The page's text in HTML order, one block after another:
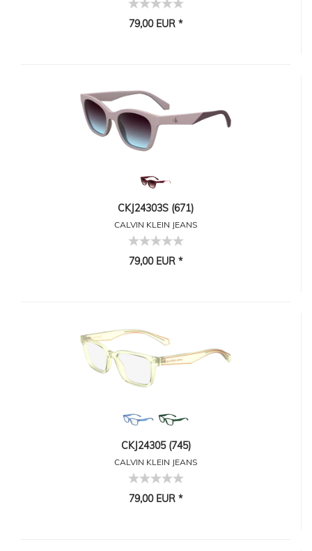
79,00 EUR *
CKJ24303S (671)
CALVIN KLEIN JEANS
79,00 EUR *
CKJ24305 (745)
CALVIN KLEIN JEANS
79,00 EUR *